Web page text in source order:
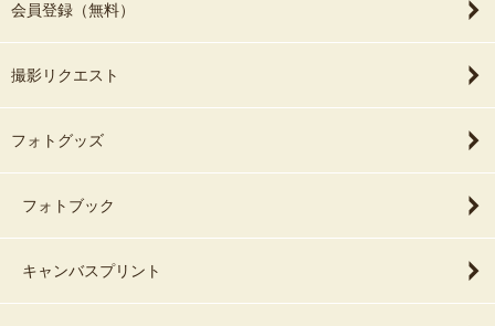
会員登録（無料）
撮影リクエスト
フォトグッズ
フォトブック
キャンバスプリント